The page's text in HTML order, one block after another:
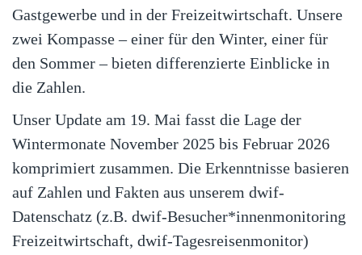
Gastgewerbe und in der Freizeitwirtschaft. Unsere
zwei Kompasse – einer für den Winter, einer für
den Sommer – bieten differenzierte Einblicke in
die Zahlen.
Unser Update am 19. Mai fasst die Lage der
Wintermonate November 2025 bis Februar 2026
komprimiert zusammen. Die Erkenntnisse basieren
auf Zahlen und Fakten aus unserem dwif-
Datenschatz (z.B. dwif-Besucher*innenmonitoring
Freizeitwirtschaft, dwif-Tagesreisenmonitor)